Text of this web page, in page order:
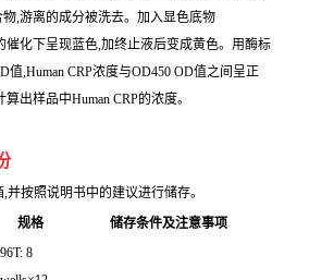
,游离的成分被洗去。加入显色底物
催化下呈现蓝色,加终止液后变成黄色。用酶标
值,Human CRP浓度与OD450 OD值之间呈正
出样品中Human CRP的浓度。
并按照说明书中的建议进行储存。
规格 储存条件及注意事项
96T: 8